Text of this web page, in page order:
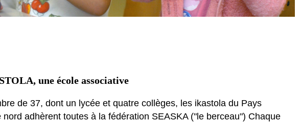
une école associative
de 37, dont un lycée et quatre collèges, les ikastola du Pays
nord adhèrent toutes à la fédération SEASKA ("le berceau") Chaque